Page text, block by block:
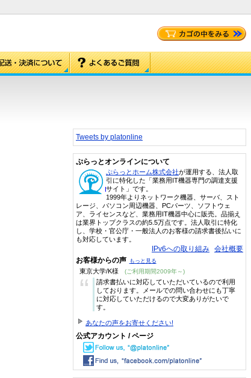
Tweets by platonline
ぷらっとオンラインについて
ぷらっとホーム株式会社が運用する、法人取
引に特化した「業務用IT機器専門の調達支援
サイト」です。
1999年よりネットワーク機器、サーバ、スト
レージ、パソコン周辺機器、PCパーツ、ソフトウェ
ア、ライセンスなど、業務用IT機器中心に販売。品揃え
は業界トップクラスの約5.5万点です。法人取引に特化
し、学校・官公庁・一般法人のお客様の請求書後払いに
も対応しています。
IPv6への取り組み 会社概要
お客様からの声 もっと見る
東京大学/K様 (ご利用期間2009年～)
“
請求書払いに対応していただいているので利用
しております。メールでの問い合わせにも丁寧
に対応していただけるので大変ありがたいで
す。
あなたの声をお寄せください!
公式アカウント / ページ